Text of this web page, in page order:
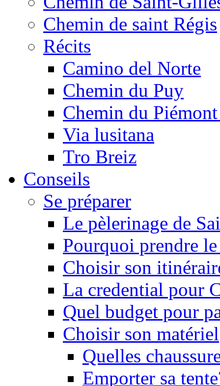
Chemin de saint Régis
Récits
Camino del Norte
Chemin du Puy
Chemin du
Via lusitana
Tro Breiz
Conseils
Se préparer
Le pèlerinage de
Pourquoi prendre
Choisir son
La credential pour
Quel budget pour
Choisir son matériel
Quelles
Emporter sa